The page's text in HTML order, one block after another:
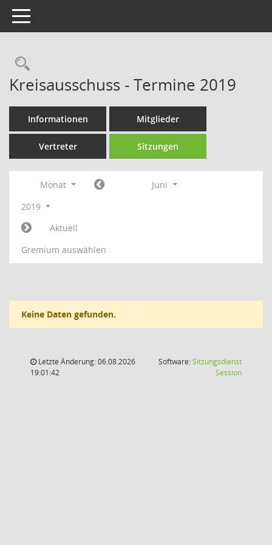
Toggle navigation
Rechercheauswahl
Kreisausschuss - Termine 2019
Informationen Mitglieder
Vertreter Sitzungen
Monat
Juni
2019
Aktuell
Gremium auswählen
Keine Daten gefunden.
Letzte Änderung: 06.08.2026
19:01:42
Software:Sitzungsdienst
Session(Wird in